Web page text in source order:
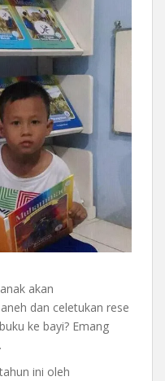
akan
dan celetukan rese
ke bayi? Emang
ini oleh